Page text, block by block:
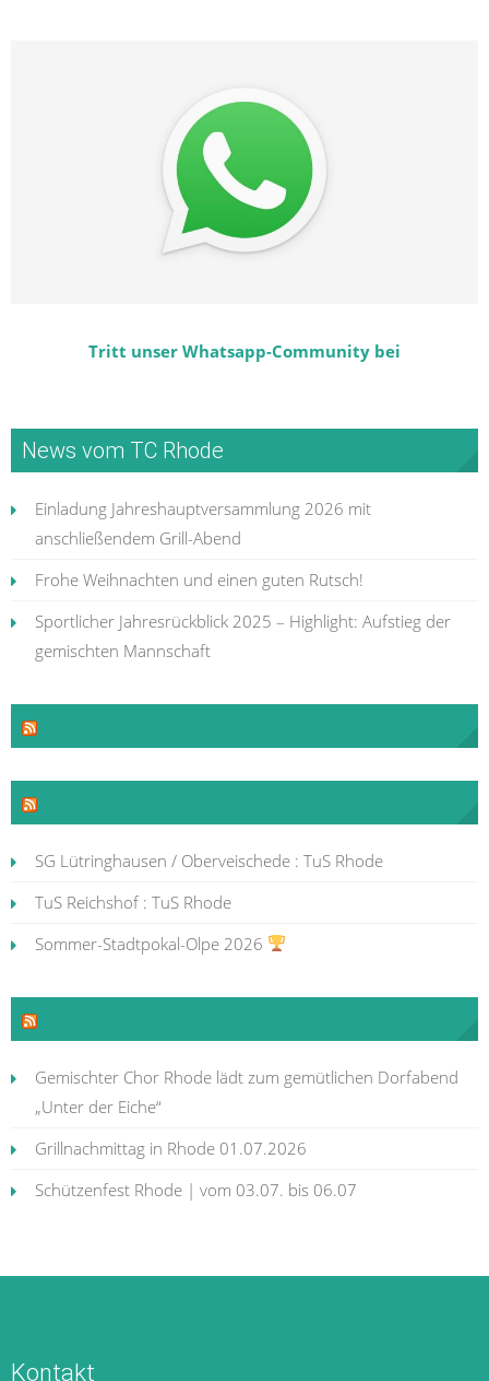
Tritt unser Whatsapp-Community bei
News vom TC Rhode
Einladung Jahreshauptversammlung 2026 mit
anschließendem Grill-Abend
Frohe Weihnachten und einen guten Rutsch!
Sportlicher Jahresrückblick 2025 – Highlight: Aufstieg der
gemischten Mannschaft
SG Lütringhausen / Oberveischede : TuS Rhode
TuS Reichshof : TuS Rhode
Sommer-Stadtpokal-Olpe 2026
Gemischter Chor Rhode lädt zum gemütlichen Dorfabend
„Unter der Eiche“
Grillnachmittag in Rhode 01.07.2026
Schützenfest Rhode | vom 03.07. bis 06.07
Kontakt